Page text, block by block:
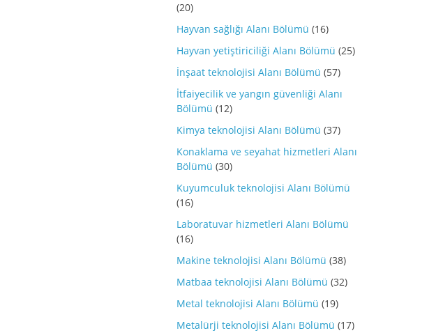
(20)
Hayvan sağlığı Alanı Bölümü (16)
Hayvan yetiştiriciliği Alanı Bölümü (25)
İnşaat teknolojisi Alanı Bölümü (57)
İtfaiyecilik ve yangın güvenliği Alanı
Bölümü (12)
Kimya teknolojisi Alanı Bölümü (37)
Konaklama ve seyahat hizmetleri Alanı
Bölümü (30)
Kuyumculuk teknolojisi Alanı Bölümü
(16)
Laboratuvar hizmetleri Alanı Bölümü
(16)
Makine teknolojisi Alanı Bölümü (38)
Matbaa teknolojisi Alanı Bölümü (32)
Metal teknolojisi Alanı Bölümü (19)
Metalürji teknolojisi Alanı Bölümü (17)